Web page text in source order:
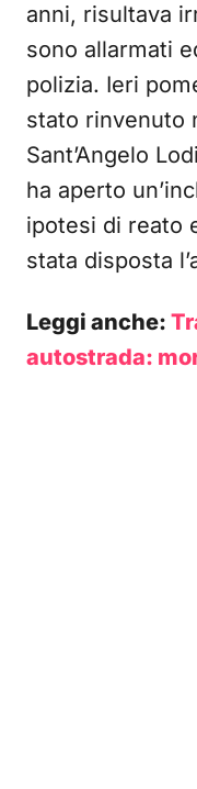
anni, risultava
sono allarmati
polizia. Ieri
stato rinvenuto
Sant’Angelo
ha aperto
ipotesi di reato
stata disposta
Leggi anche:
autostrada: